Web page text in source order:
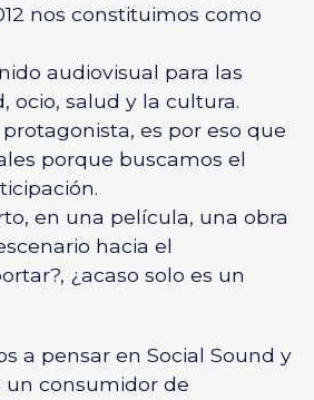
nos constituimos como
audiovisual para las
ocio, salud y la cultura.
es por eso que
porque buscamos el
en una película, una obra
hacia el
¿acaso solo es un
a pensar en Social Sound y
consumidor de